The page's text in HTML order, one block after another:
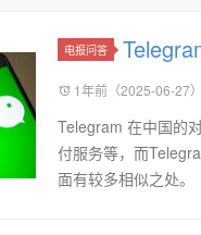
电报问答
1年前（2025-06-27）
Telegram 在中国的
付服务等，而
面有较多相似之处。